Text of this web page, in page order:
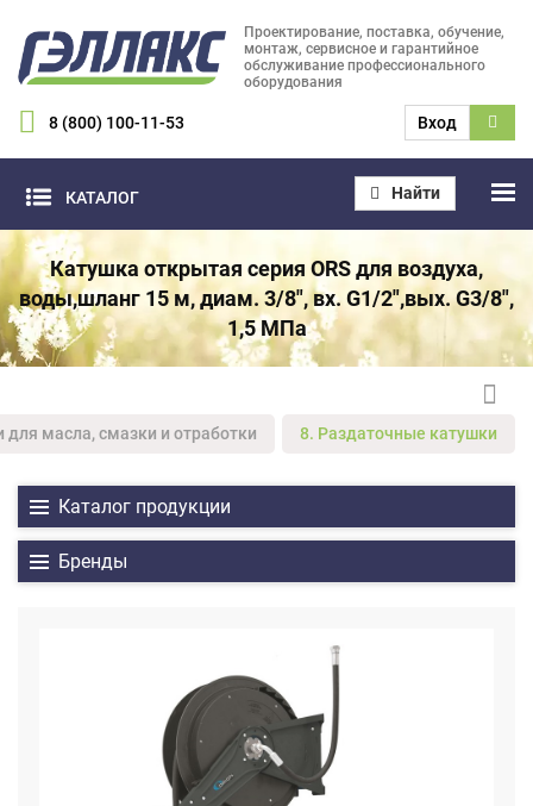
Проектирование, поставка, обучение,
монтаж, сервисное и гарантийное
обслуживание профессионального
оборудования
8 (800) 100-11-53 Вход
КАТАЛОГ Найти
Катушка открытая серия ORS для воздуха,
воды,шланг 15 м, диам. 3/8", вх. G1/2",вых. G3/8",
1,5 МПа
масла, смазки и отработки 8. Раздаточные катушки
Каталог продукции
Бренды